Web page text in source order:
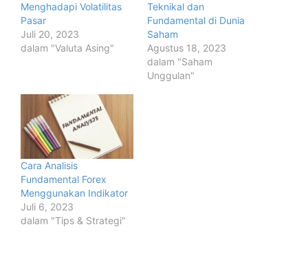
Menghadapi Volatilitas
Pasar
Juli 20, 2023
dalam "Valuta Asing"
Teknikal dan
Fundamental di Dunia
Saham
Agustus 18, 2023
dalam "Saham
Unggulan"
Cara Analisis
Fundamental Forex
Menggunakan Indikator
Juli 6, 2023
dalam "Tips & Strategi"